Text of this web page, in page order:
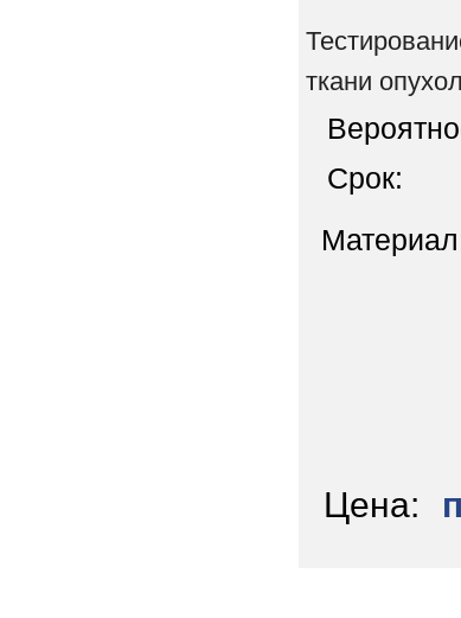
Цена:
Срок:
ткани